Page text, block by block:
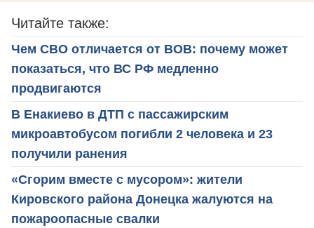
Читайте также:
Чем СВО отличается от ВОВ: почему может
показаться, что ВС РФ медленно
продвигаются
В Енакиево в ДТП с пассажирским
микроавтобусом погибли 2 человека и 23
получили ранения
«Сгорим вместе с мусором»: жители
Кировского района Донецка жалуются на
пожароопасные свалки